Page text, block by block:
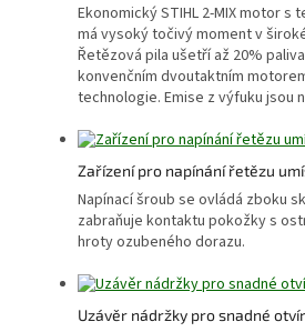
Ekonomický STIHL 2-MIX motor s
má vysoký točivý moment v
Řetězová pila ušetří až 20%
konvenčním dvoutaktním
technologie. Emise z výfuku jsou
Zařízení pro napínání řetězu
Napínací šroub se ovládá zboku
zabraňuje kontaktu pokožky s
hroty ozubeného dorazu.
Uzávěr nádržky pro snadné